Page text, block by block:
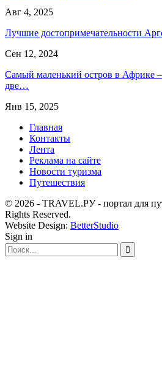
Авг 4, 2025
Лучшие достопримечательности
Сен 12, 2024
Самый маленький остров в Африке
две…
Янв 15, 2025
Главная
Контакты
Лента
Реклама на сайте
Новости туризма
Путешествия
© 2026 - TRAVEL.РУ - портал для
Rights Reserved.
Website Design: BetterStudio
Sign in